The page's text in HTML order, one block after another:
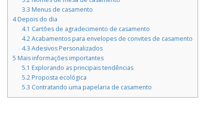
3.3 Menus de casamento
4Depois do dia
4.1 Cartões de agradecimento de casamento
4.2Acabamentos para envelopes de convites de casamento
4.3 Adesivos Personalizados
5 Mais informações importantes
5.1 Explorando as principais tendências
5.2Proposta ecológica
5.3 Contratando uma papelaria de casamento